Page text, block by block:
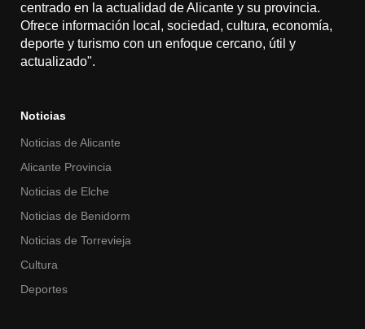
centrado en la actualidad de Alicante y su provincia.
Ofrece información local, sociedad, cultura, economía,
deporte y turismo con un enfoque cercano, útil y
actualizado".
Noticias
Noticias de Alicante
Alicante Provincia
Noticias de Elche
Noticias de Benidorm
Noticias de Torrevieja
Cultura
Deportes